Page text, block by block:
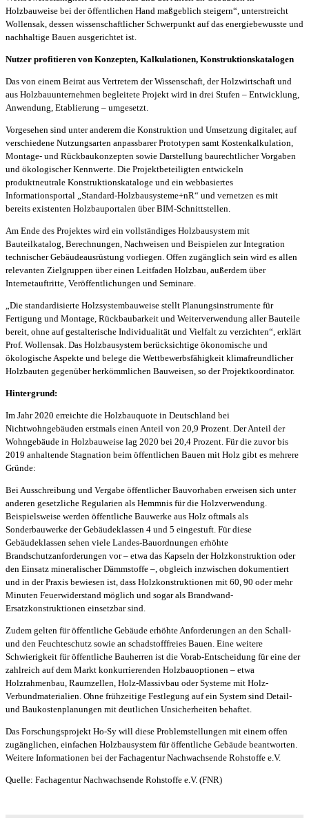
Holzbauweise bei der öffentlichen Hand maßgeblich steigern“, unterstreicht
Wollensak, dessen wissenschaftlicher Schwerpunkt auf das energiebewusste und
nachhaltige Bauen ausgerichtet ist.
Nutzer profitieren von Konzepten, Kalkulationen, Konstruktionskatalogen
Das von einem Beirat aus Vertretern der Wissenschaft, der Holzwirtschaft und
aus Holzbauunternehmen begleitete Projekt wird in drei Stufen – Entwicklung,
Anwendung, Etablierung – umgesetzt.
Vorgesehen sind unter anderem die Konstruktion und Umsetzung digitaler, auf
verschiedene Nutzungsarten anpassbarer Prototypen samt Kostenkalkulation,
Montage- und Rückbaukonzepten sowie Darstellung baurechtlicher Vorgaben
und ökologischer Kennwerte. Die Projektbeteiligten entwickeln
produktneutrale Konstruktionskataloge und ein webbasiertes
Informationsportal „Standard-Holzbausysteme+nR“ und vernetzen es mit
bereits existenten Holzbauportalen über BIM-Schnittstellen.
Am Ende des Projektes wird ein vollständiges Holzbausystem mit
Bauteilkatalog, Berechnungen, Nachweisen und Beispielen zur Integration
technischer Gebäudeausrüstung vorliegen. Offen zugänglich sein wird es allen
relevanten Zielgruppen über einen Leitfaden Holzbau, außerdem über
Internetauftritte, Veröffentlichungen und Seminare.
„Die standardisierte Holzsystembauweise stellt Planungsinstrumente für
Fertigung und Montage, Rückbaubarkeit und Weiterverwendung aller Bauteile
bereit, ohne auf gestalterische Individualität und Vielfalt zu verzichten“, erklärt
Prof. Wollensak. Das Holzbausystem berücksichtige ökonomische und
ökologische Aspekte und belege die Wettbewerbsfähigkeit klimafreundlicher
Holzbauten gegenüber herkömmlichen Bauweisen, so der Projektkoordinator.
Hintergrund:
Im Jahr 2020 erreichte die Holzbauquote in Deutschland bei
Nichtwohngebäuden erstmals einen Anteil von 20,9 Prozent. Der Anteil der
Wohngebäude in Holzbauweise lag 2020 bei 20,4 Prozent. Für die zuvor bis
2019 anhaltende Stagnation beim öffentlichen Bauen mit Holz gibt es mehrere
Gründe:
Bei Ausschreibung und Vergabe öffentlicher Bauvorhaben erweisen sich unter
anderen gesetzliche Regularien als Hemmnis für die Holzverwendung.
Beispielsweise werden öffentliche Bauwerke aus Holz oftmals als
Sonderbauwerke der Gebäudeklassen 4 und 5 eingestuft. Für diese
Gebäudeklassen sehen viele Landes-Bauordnungen erhöhte
Brandschutzanforderungen vor – etwa das Kapseln der Holzkonstruktion oder
den Einsatz mineralischer Dämmstoffe –, obgleich inzwischen dokumentiert
und in der Praxis bewiesen ist, dass Holzkonstruktionen mit 60, 90 oder mehr
Minuten Feuerwiderstand möglich und sogar als Brandwand-
Ersatzkonstruktionen einsetzbar sind.
Zudem gelten für öffentliche Gebäude erhöhte Anforderungen an den Schall-
und den Feuchteschutz sowie an schadstofffreies Bauen. Eine weitere
Schwierigkeit für öffentliche Bauherren ist die Vorab-Entscheidung für eine der
zahlreich auf dem Markt konkurrierenden Holzbauoptionen – etwa
Holzrahmenbau, Raumzellen, Holz-Massivbau oder Systeme mit Holz-
Verbundmaterialien. Ohne frühzeitige Festlegung auf ein System sind Detail-
und Baukostenplanungen mit deutlichen Unsicherheiten behaftet.
Das Forschungsprojekt Ho-Sy will diese Problemstellungen mit einem offen
zugänglichen, einfachen Holzbausystem für öffentliche Gebäude beantworten.
Weitere Informationen bei der Fachagentur Nachwachsende Rohstoffe e.V.
Quelle: Fachagentur Nachwachsende Rohstoffe e.V. (FNR)